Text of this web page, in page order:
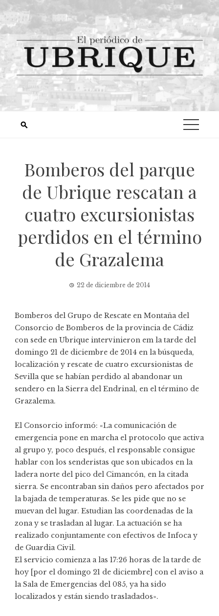
Bomberos del parque
de Ubrique rescatan a
cuatro excursionistas
perdidos en el término
de Grazalema
22 de diciembre de 2014
Bomberos del Grupo de Rescate en Montaña del
Consorcio de Bomberos de la provincia de Cádiz
con sede en Ubrique intervinieron em la tarde del
domingo 21 de diciembre de 2014 en la búsqueda,
localización y rescate de cuatro excursionistas de
Sevilla que se habían perdido al abandonar un
sendero en la Sierra del Endrinal, en el término de
Grazalema.
El Consorcio informó: «La comunicación de
emergencia pone en marcha el protocolo que activa
al grupo y, poco después, el responsable consigue
hablar con los senderistas que son ubicados en la
ladera norte del pico del Cimancón, en la citada
sierra. Se encontraban sin daños pero afectados por
la bajada de temperaturas. Se les pide que no se
muevan del lugar. Estudian las coordenadas de la
zona y se trasladan al lugar. La actuación se ha
realizado conjuntamente con efectivos de Infoca y
de Guardia Civil.
El servicio comienza a las 17:26 horas de la tarde de
hoy [por el domingo 21 de diciembre] con el aviso a
la Sala de Emergencias del 085, ya ha sido
localizados y están siendo trasladados».